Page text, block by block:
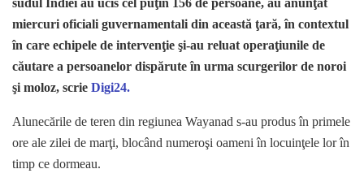
miercuri oficiali guvernamentali din această ţară, în contextul
în care echipele de intervenţie şi-au reluat operaţiunile de
căutare a persoanelor dispărute în urma scurgerilor de noroi
şi moloz, scrie Digi24.
Alunecările de teren din regiunea Wayanad s-au produs în primele
ore ale zilei de marţi, blocând numeroşi oameni în locuinţele lor în
timp ce dormeau.